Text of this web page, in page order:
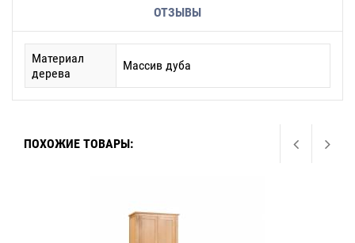
ОТЗЫВЫ
Материал
дерева
Массив дуба
ПОХОЖИЕ ТОВАРЫ: